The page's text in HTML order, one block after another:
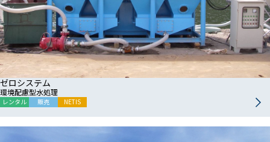
ゼロシステム
環境配慮型水処理
レンタル 販売 NETIS